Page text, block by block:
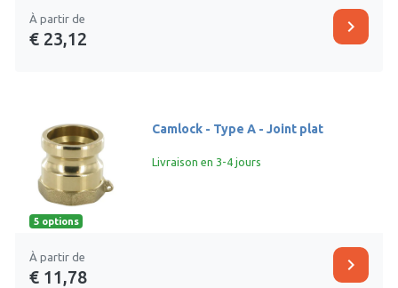
À partir de
€ 23,12
chevron_right
5 options
Camlock - Type A - Joint plat
Livraison en 3-4 jours
À partir de
€ 11,78
chevron_right